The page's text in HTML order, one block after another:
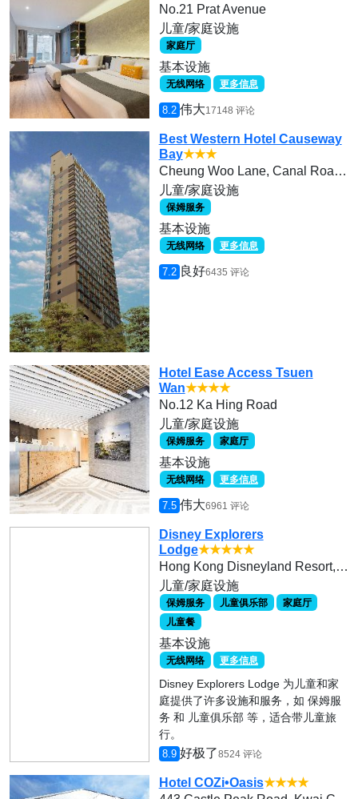
No.21 Prat Avenue
儿童/家庭设施
家庭厅
基本设施
无线网络 更多信息
8.2 伟大17148 评论
Best Western Hotel Causeway
Bay★★★
Cheung Woo Lane, Canal Road West
儿童/家庭设施
保姆服务
基本设施
无线网络 更多信息
7.2 良好6435 评论
Hotel Ease Access Tsuen
Wan★★★★
No.12 Ka Hing Road
儿童/家庭设施
保姆服务 家庭厅
基本设施
无线网络 更多信息
7.5 伟大6961 评论
Disney Explorers
Lodge★★★★★
Hong Kong Disneyland Resort, Lantau Island
儿童/家庭设施
保姆服务 儿童俱乐部
家庭厅
儿童餐
基本设施
无线网络 更多信息
Disney Explorers Lodge 为儿童和家
庭提供了许多设施和服务，如 保姆服
务 和 儿童俱乐部 等，适合带儿童旅
行。
8.9 好极了8524 评论
Hotel COZi•Oasis★★★★